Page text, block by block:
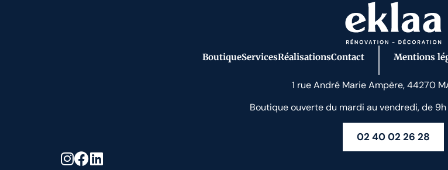
BoutiqueServicesRéalisationsContact Mentions
1 rue André Marie Ampère, 44270
Boutique ouverte du mardi au vendredi, de 9h
02 40 02 26 28